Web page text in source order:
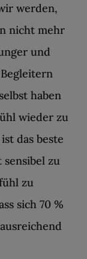
werden,
nicht mehr
und
haben
wieder zu
das beste
zu
zu
sich 70 %